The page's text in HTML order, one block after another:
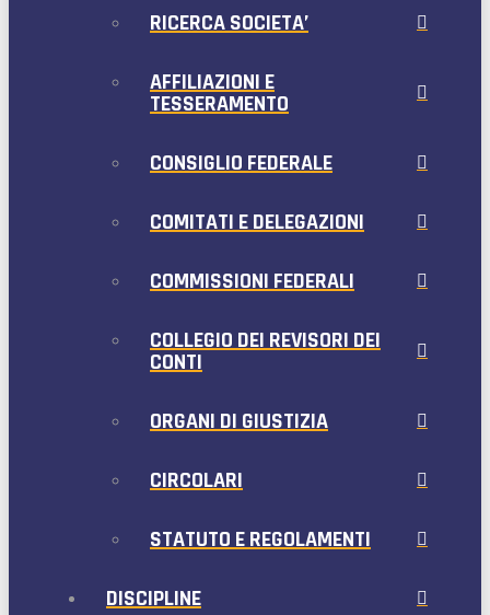
RICERCA SOCIETA’
AFFILIAZIONI E
TESSERAMENTO
CONSIGLIO FEDERALE
COMITATI E DELEGAZIONI
COMMISSIONI FEDERALI
COLLEGIO DEI REVISORI DEI
CONTI
ORGANI DI GIUSTIZIA
CIRCOLARI
STATUTO E REGOLAMENTI
DISCIPLINE